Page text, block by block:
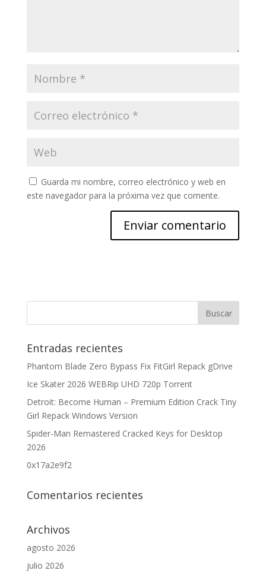
Guarda mi nombre, correo electrónico y web en
este navegador para la próxima vez que comente.
Entradas recientes
Phantom Blade Zero Bypass Fix FitGirl Repack gDrive
Ice Skater 2026 WEBRip UHD 720p Torrent
Detroit: Become Human – Premium Edition Crack Tiny
Girl Repack Windows Version
Spider-Man Remastered Cracked Keys for Desktop
2026
0x17a2e9f2
Comentarios recientes
Archivos
agosto 2026
julio 2026